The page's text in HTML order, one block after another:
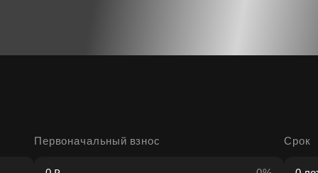
Первоначальный взнос Срок